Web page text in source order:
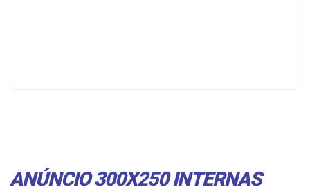
ANÚNCIO 300X250 INTERNAS